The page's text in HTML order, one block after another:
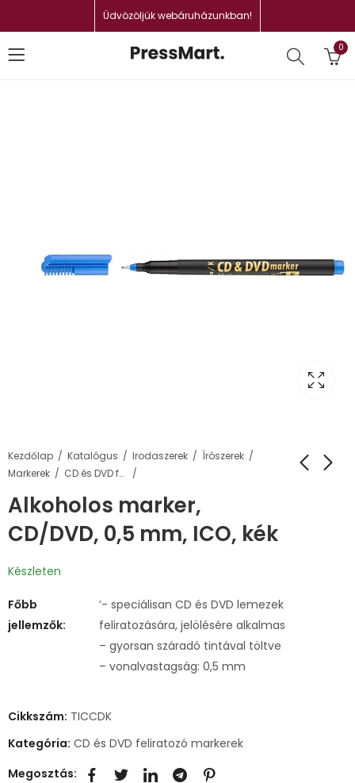
Üdvözöljük webáruházunkban!
0
Kezdőlap Katalógus Irodaszerek
Írószerek
Markerek
CD és DVD feliratozó markerek
Alkoholos marker,
CD/DVD, 0,5 mm, ICO, kék
Készleten
Főbb
jellemzők:
‘- speciálisan CD és DVD lemezek
feliratozására, jelölésére alkalmas
– gyorsan száradó tintával töltve
– vonalvastagság: 0,5 mm
Cikkszám: TICCDK
Kategória: CD és DVD feliratozó markerek
Megosztás: